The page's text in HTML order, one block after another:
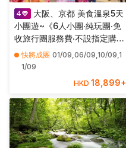
大阪、京都 美食溫泉5天
小團遊~《6人小團‧純玩團‧免
收旅行團服務費‧不設指定購物
點》米芝蓮3星食府~菊乃井懷
石料理、2晚溫泉酒店+1晚大
快將成團 01/09,06/09,10/09,1
1/09
HKD 18,899+